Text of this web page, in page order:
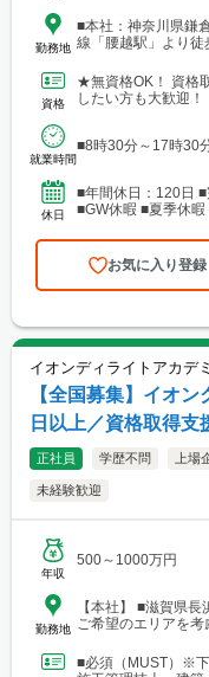
勤務地
■本社：神奈川県鎌
線「腰越駅」より
資格
★無資格OK！ 資格
したい方も大歓迎
就業時間
■8時30分～17時30
休日
■年間休日：120日
■GW休暇 ■夏季休暇
お気に入り登録
イオンディライトアカデ
【全国募集】イオ
日以上／資格取得支
正社員 学歴不問 上場
未経験歓迎
年収
500～1000万円
勤務地
【本社】 ■滋賀県
ご希望のエリアを
ア └勤務地例：宮
ア └勤務地例：新
■必須（MUST）※下